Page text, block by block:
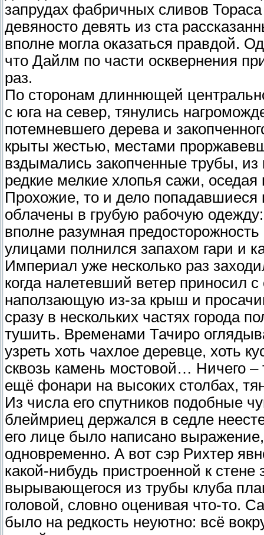
запрудах фабричных сливов
девяносто девять из ста
вполне могла оказаться правдой.
что Дайлм по части осквернения
раз.
По сторонам длиннющей
с юга на север, тянулись
потемневшего дерева и
крыты жестью, местами
вздымались закопченные трубы,
редкие мелкие хлопья сажи,
Прохожие, то и дело
облачены в грубую рабочую
вполне разумная
улицами полнился запахом гари и
Империал уже несколько раз
когда налетевший ветер приносил
наползающую из-за крыш и
сразу в нескольких частях города
тушить. Временами Тачиро
узреть хоть чахлое деревце, хоть
сквозь камень мостовой… Ничего
ещё фонари на высоких столбах,
Из числа его спутников подобные
блеймриец держался в седле
его лице было написано
одновременно. А вот сэр Рихтер
какой-нибудь пристроенной к
вырывающегося из трубы клуба
головой, словно оценивая что-то.
было на редкость неуютно: всё